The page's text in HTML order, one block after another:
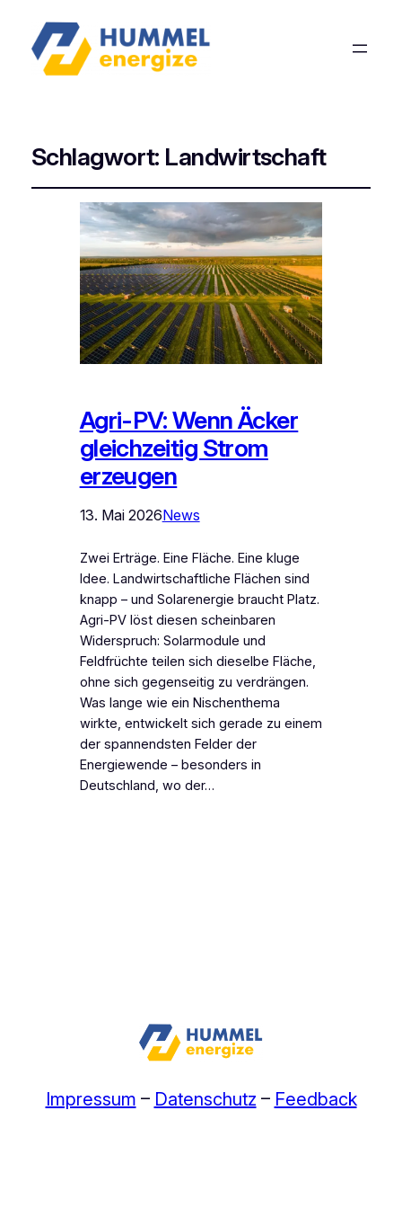
Schlagwort: Landwirtschaft
Agri-PV: Wenn Äcker
gleichzeitig Strom
erzeugen
13. Mai 2026News
Zwei Erträge. Eine Fläche. Eine kluge
Idee. Landwirtschaftliche Flächen sind
knapp – und Solarenergie braucht Platz.
Agri-PV löst diesen scheinbaren
Widerspruch: Solarmodule und
Feldfrüchte teilen sich dieselbe Fläche,
ohne sich gegenseitig zu verdrängen.
Was lange wie ein Nischenthema
wirkte, entwickelt sich gerade zu einem
der spannendsten Felder der
Energiewende – besonders in
Deutschland, wo der…
Impressum – Datenschutz – Feedback